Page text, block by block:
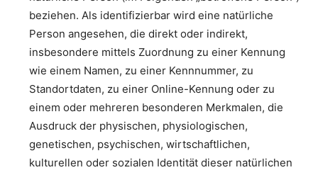
beziehen. Als identifizierbar wird eine natürliche
Person angesehen, die direkt oder indirekt,
insbesondere mittels Zuordnung zu einer Kennung
wie einem Namen, zu einer Kennnummer, zu
Standortdaten, zu einer Online-Kennung oder zu
einem oder mehreren besonderen Merkmalen, die
Ausdruck der physischen, physiologischen,
genetischen, psychischen, wirtschaftlichen,
kulturellen oder sozialen Identität dieser natürlichen